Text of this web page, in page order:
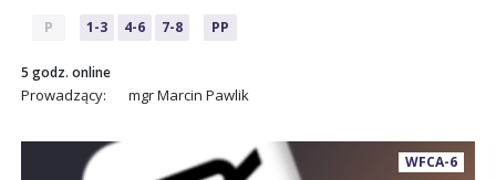
P 1-3 4-6 7-8 PP
5 godz. online
Prowadzący: mgr Marcin Pawlik
WFCA-6